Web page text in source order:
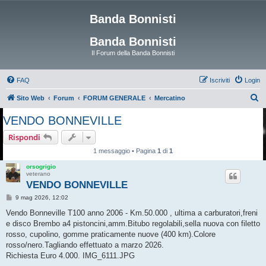
Banda Bonnisti
Banda Bonnisti
Il Forum della Banda Bonnisti
FAQ Login
Iscriviti
Sito Web Forum FORUM GENERALE Mercatino
VENDO BONNEVILLE
Rispondi
1 messaggio • Pagina 1 di 1
orsogrigio
veterano
VENDO BONNEVILLE
M
s
a
g
i
o
9 mag 2026, 12:02
Vendo Bonneville T100 anno 2006 - Km.50.000 , ultima a carburatori,freni
e disco Brembo a4 pistoncini,amm.Bitubo regolabili,sella nuova con filetto
rosso, cupolino, gomme praticamente nuove (400 km).Colore
rosso/nero.Tagliando effettuato a marzo 2026.
Richiesta Euro 4.000. IMG_6111.JPG